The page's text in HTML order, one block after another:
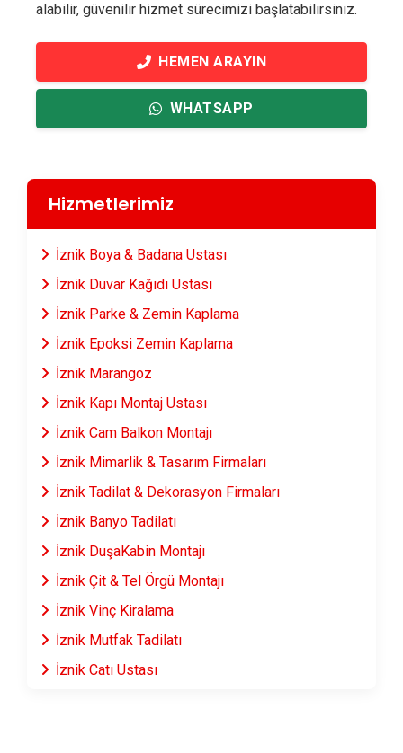
alabilir, güvenilir hizmet sürecimizi başlatabilirsiniz.
HEMEN ARAYIN
WHATSAPP
Hizmetlerimiz
İznik Boya & Badana Ustası
İznik Duvar Kağıdı Ustası
İznik Parke & Zemin Kaplama
İznik Epoksi Zemin Kaplama
İznik Marangoz
İznik Kapı Montaj Ustası
İznik Cam Balkon Montajı
İznik Mimarlik & Tasarım Firmaları
İznik Tadilat & Dekorasyon Firmaları
İznik Banyo Tadilatı
İznik DuşaKabin Montajı
İznik Çit & Tel Örgü Montajı
İznik Vinç Kiralama
İznik Mutfak Tadilatı
İznik Çatı Ustası